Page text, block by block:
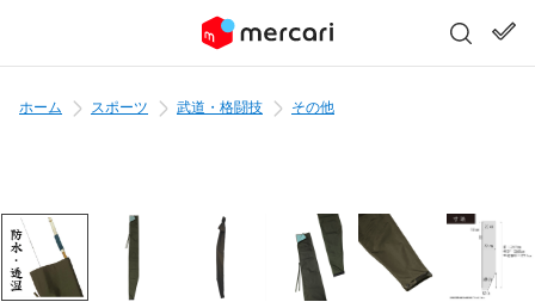
ホーム スポーツ 武道・格闘技 その他